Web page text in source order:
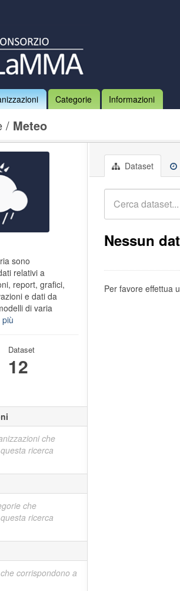
Categorie Informazioni
Meteo
Dataset
Nessun
Per favore effettua
sono
relativi a
report, grafici,
e dati da
di varia
più
Dataset
12
che
ricerca
che
ricerca
corrispondono a